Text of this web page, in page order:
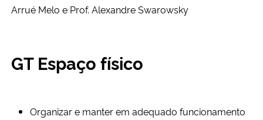
Arrué Melo e Prof. Alexandre Swarowsky
GT Espaço físico
Organizar e manter em adequado funcionamento